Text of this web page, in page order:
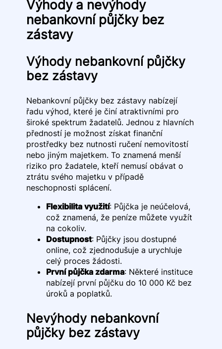
Výhody a nevýhody
nebankovní půjčky bez
zástavy
Výhody nebankovní půjčky
bez zástavy
Nebankovní půjčky bez zástavy nabízejí
řadu výhod, které je činí atraktivními pro
široké spektrum žadatelů. Jednou z hlavních
předností je možnost získat finanční
prostředky bez nutnosti ručení nemovitostí
nebo jiným majetkem. To znamená menší
riziko pro žadatele, kteří nemusí obávat o
ztrátu svého majetku v případě
neschopnosti splácení.
Flexibilita využití: Půjčka je neúčelová,
což znamená, že peníze můžete využít
na cokoliv.
Dostupnost: Půjčky jsou dostupné
online, což zjednodušuje a urychluje
celý proces žádosti.
První půjčka zdarma: Některé instituce
nabízejí první půjčku do 10 000 Kč bez
úroků a poplatků.
Nevýhody nebankovní
půjčky bez zástavy